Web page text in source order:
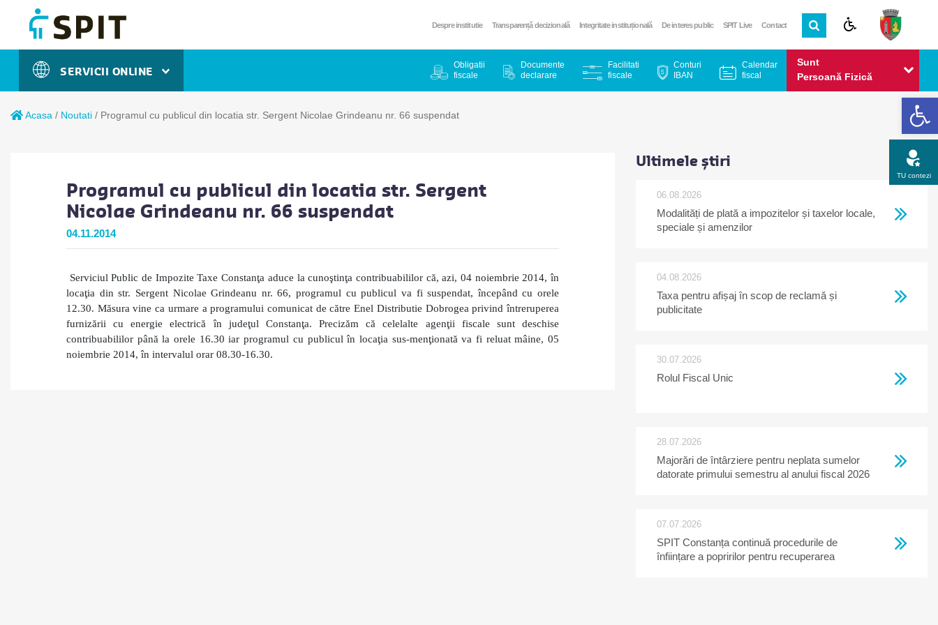
Despre institutie Transparență decizională Integritate instituțională De interes public SPIT Live Contact
SERVICII ONLINE
Sunt
Persoană Fizică
Obligatii
fiscale
Documente
declarare
Facilitati
fiscale
Conturi
IBAN
Calendar
fiscal
Acasa / Noutati / Programul cu publicul din locatia str. Sergent Nicolae Grindeanu nr. 66 suspendat
Programul cu publicul din locatia str. Sergent
Nicolae Grindeanu nr. 66 suspendat
04.11.2014
Serviciul Public de Impozite Taxe Constanţa aduce la cunoştinţa contribuabililor că, azi, 04 noiembrie 2014, în
locaţia din str. Sergent Nicolae Grindeanu nr. 66, programul cu publicul va fi suspendat, începând cu orele
12.30. Măsura vine ca urmare a programului comunicat de către Enel Distributie Dobrogea privind întreruperea
furnizării cu energie electrică în judeţul Constanţa.
Precizăm că celelalte agenţii fiscale sunt deschise
contribuabililor până la orele 16.30 iar programul cu publicul în locaţia sus-menţionată va fi reluat mâine, 05
noiembrie 2014, în intervalul orar 08.30-16.30.
Ultimele știri
06.08.2026
Modalități de plată a impozitelor și taxelor locale,
speciale și amenzilor
04.08.2026
Taxa pentru afișaj în scop de reclamă și
publicitate
30.07.2026
Rolul Fiscal Unic
28.07.2026
Majorări de întârziere pentru neplata sumelor
datorate primului semestru al anului fiscal 2026
07.07.2026
SPIT Constanța continuă procedurile de
înființare a popririlor pentru recuperarea
TU contezi
Opinia ta
Apel gratuit
Newsletter
Program